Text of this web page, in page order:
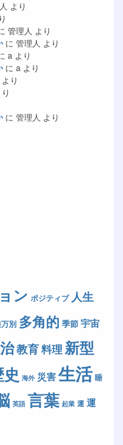
より
管理人 より
に 管理人 より
a より
に a より
より
に 管理人 より
ン ポジティブ 人生
別 多角的 季節 宇宙
教育料理 新型
海外 災害生活 睡
英語 言葉 起業 運 運